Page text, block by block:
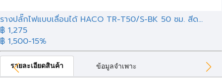
รางปลั๊กไฟแบบเลื่อนได้ HACO TR-T50/S-BK 50 ซม. สีด...
฿ 1,275
฿ 1,500-15%
รายละเอียดสินค้า ข้อมูลจำเพาะ